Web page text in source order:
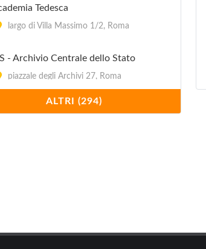
Tedesca
largo di Villa Massimo 1/2, Roma
- Archivio Centrale dello Stato
piazzale degli Archivi 27, Roma
Arte Contemporanea
ALTRI (294)